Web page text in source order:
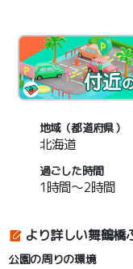
地域（都道府県）
北海道
過ごした時間
1時間～2時間
より詳しい舞鶴橋
公園の周りの環境